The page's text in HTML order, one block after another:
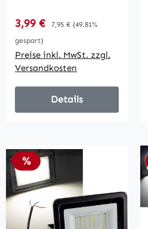
neutralweiß
Verkaufspreis:
3,99 € Regulärer Preis:
7,95 € (49.81%
gespart)
Preise inkl. MwSt. zzgl.
Versandkosten
Details
Rabatt
%